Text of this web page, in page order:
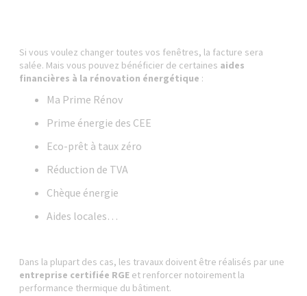
Si vous voulez changer toutes vos fenêtres, la facture sera
salée. Mais vous pouvez bénéficier de certaines aides
financières à la rénovation énergétique :
Ma Prime Rénov
Prime énergie des CEE
Eco-prêt à taux zéro
Réduction de TVA
Chèque énergie
Aides locales…
Dans la plupart des cas, les travaux doivent être réalisés par une
entreprise certifiée RGE et renforcer notoirement la
performance thermique du bâtiment.